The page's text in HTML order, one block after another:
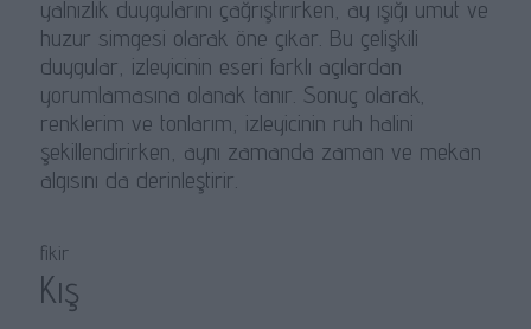
yalnızlık duygularını çağrıştırırken, ay ışığı umut ve
huzur simgesi olarak öne çıkar. Bu çelişkili
duygular, izleyicinin eseri farklı açılardan
yorumlamasına olanak tanır. Sonuç olarak,
renklerim ve tonlarım, izleyicinin ruh halini
şekillendirirken, aynı zamanda zaman ve mekan
algısını da derinleştirir.
fikir
Kış